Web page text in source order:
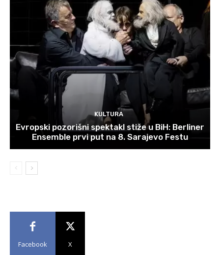
KULTURA
Evropski pozorišni spektakl stiže u BiH: Berliner
Ensemble prvi put na 8. Sarajevo Festu
Facebook X